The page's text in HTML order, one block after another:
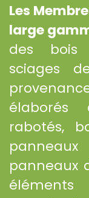
Les
large
des bois
sciages
élaborés
rabotés,
panneaux